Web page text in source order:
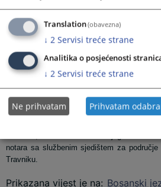
Dana 28.4.2026. godine pred
notara sa službenim sjedištem za
Travniku.
Prikazana vijest je na: Bosanski
Translation(obavezna)
↓ 2 Servisi treće strane
Analitika o posjećenosti
↓ 2 Servisi treće strane
Ne prihvatam Prihvatam